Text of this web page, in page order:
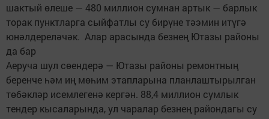
шактый өлеше — 480 миллион сумнан артык — барлык
торак пунктларга сыйфатлы су бирүне тәэмин итүгә
юнәлдереләчәк. Алар арасында безнең Ютазы районы
да бар
Аеруча шул сөендерә — Ютазы районы ремонтның
беренче һәм иң мөһим этапларына планлаштырылган
төбәкләр исемлегенә кергән. 88,4 миллион сумлык
тендер кысаларында, ул чаралар безнең райондагы су